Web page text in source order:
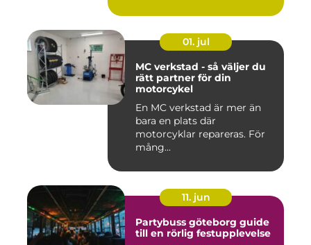
01. jul
MC verkstad - så väljer du
rätt partner för din
motorcykel
En MC verkstad är mer än
bara en plats där
motorcyklar repareras. För
mång...
11. jun
Partybuss göteborg guide
till en rörlig festupplevelse